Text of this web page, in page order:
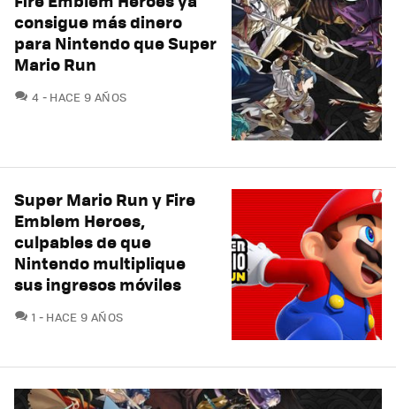
consigue más dinero
para Nintendo que Super
Mario Run
4 COMENTARIOS
HACE 9 AÑOS
Super Mario Run y Fire
Emblem Heroes,
culpables de que
Nintendo multiplique
sus ingresos móviles
1 COMENTARIOS
HACE 9 AÑOS